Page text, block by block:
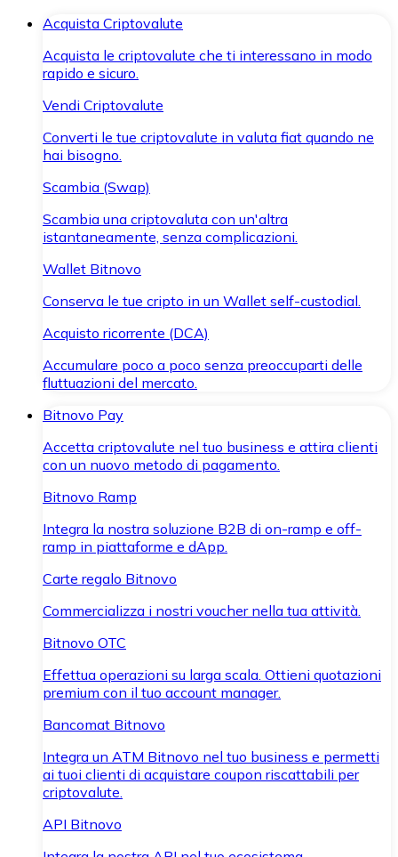
Acquista Criptovalute
Acquista le criptovalute che ti interessano in modo
rapido e sicuro.
Vendi Criptovalute
Converti le tue criptovalute in valuta fiat quando ne
hai bisogno.
Scambia (Swap)
Scambia una criptovaluta con un'altra
istantaneamente, senza complicazioni.
Wallet Bitnovo
Conserva le tue cripto in un Wallet self-custodial.
Acquisto ricorrente (DCA)
Accumulare poco a poco senza preoccuparti delle
fluttuazioni del mercato.
Bitnovo Pay
Accetta criptovalute nel tuo business e attira clienti
con un nuovo metodo di pagamento.
Bitnovo Ramp
Integra la nostra soluzione B2B di on-ramp e off-
ramp in piattaforme e dApp.
Carte regalo Bitnovo
Commercializza i nostri voucher nella tua attività.
Bitnovo OTC
Effettua operazioni su larga scala. Ottieni quotazioni
premium con il tuo account manager.
Bancomat Bitnovo
Integra un ATM Bitnovo nel tuo business e permetti
ai tuoi clienti di acquistare coupon riscattabili per
criptovalute.
API Bitnovo